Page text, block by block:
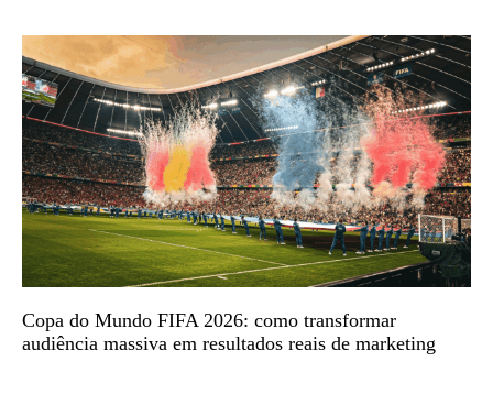
Copa do Mundo FIFA 2026: como transformar
audiência massiva em resultados reais de marketing